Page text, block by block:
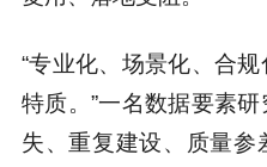
“专业化、场景化、合
特质。”一名数据要素
失、重复建设、质量参